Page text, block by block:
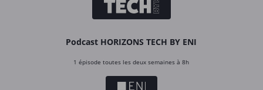
Podcast HORIZONS TECH BY ENI
1 épisode toutes les deux semaines à 8h